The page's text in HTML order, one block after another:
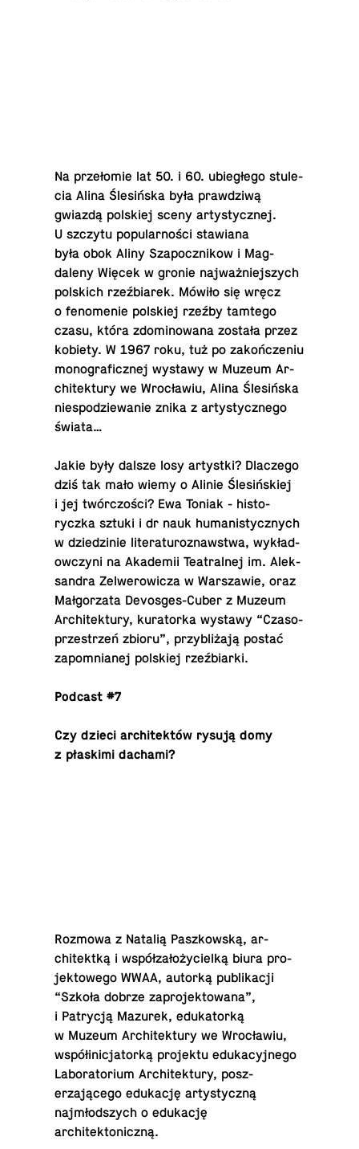
Na przełomie lat 50. i 60. ubiegłego stule­
cia Alina Ślesińska była prawdziwą
gwiazdą pol­skiej sceny artysty­cznej.
U szczytu pop­u­larności staw­iana
była obok Aliny Sza­poc­znikow i Mag­
daleny Więcek w gronie najważniejszych
pol­s­kich rzeźbiarek. Mówiło się wręcz
o fenome­nie pol­skiej rzeźby tamtego
czasu, która zdomi­nowana została przez
kobiety. W 1967 roku, tuż po zakończeniu
mono­graficznej wystawy w Muzeum Ar­
chitek­tury we Wrocławiu, Alina Ślesińska
niespodziewanie znika z artysty­cznego
świata…
Jakie były dalsze losy artys­tki? Dlaczego
dziś tak mało wiemy o Alinie Ślesińskiej
i jej twórczości? Ewa Toniak - his­to­
ryczka sztuki i dr nauk hu­man­isty­cznych
w dziedzinie lit­er­atur­oz­naw­stwa, wykład­
ow­czyni na Akademii Teatral­nej im. Alek­
san­dra Zel­werow­icza w Warsza­wie, oraz
Małgorzata De­vos­ges-Cu­ber z Muzeum
Ar­chitek­tury, ku­ra­torka wystawy “Cza­so­
przestrzeń zbioru”, przybliżają postać
za­pom­ni­anej pol­skiej rzeźbiarki.
Podcast #7
Czy dzieci ar­chitektów rysują domy
z płaskimi dachami?
Rozmowa z Natalią Paszkowską, ar­
chitektką i współzałożycielką biura pro­
jek­towego WWAA, autorką pub­likacji
“Szkoła dobrze za­pro­jek­towana”,
i Patrycją Mazurek, eduka­torką
w Muzeum Ar­chitek­tury we Wrocławiu,
współin­ic­ja­torką pro­jektu eduka­cyjnego
Lab­o­ra­to­rium Ar­chitek­tury, posz­
erzającego edukację artysty­czną
najmłodszych o edukację
architektoniczną.